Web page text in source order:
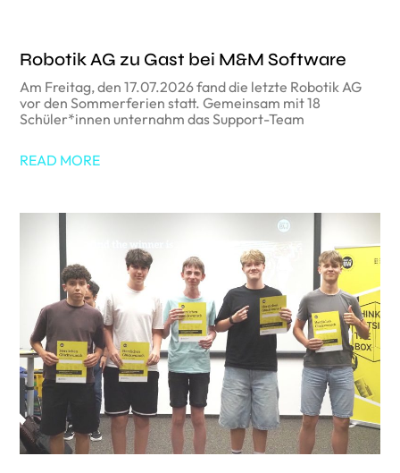
Robotik AG zu Gast bei M&M Software
Am Freitag, den 17.07.2026 fand die letzte Robotik AG
vor den Sommerferien statt. Gemeinsam mit 18
Schüler*innen unternahm das Support-Team
READ MORE